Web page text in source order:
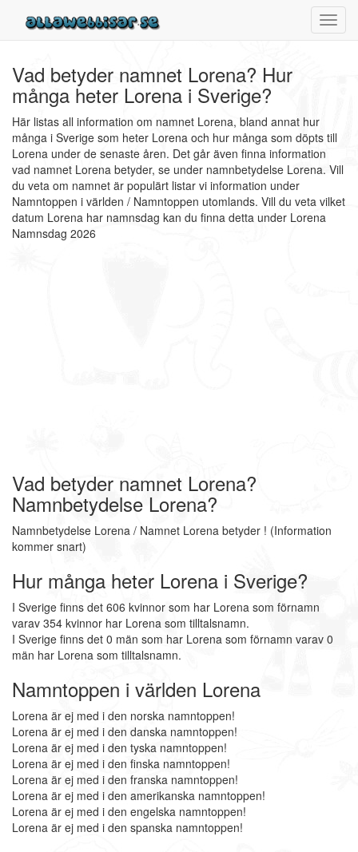
Vad betyder namnet Lorena? Hur
många heter Lorena i Sverige?
Här listas all information om namnet Lorena, bland annat hur
många i Sverige som heter Lorena och hur många som döpts till
Lorena under de senaste åren. Det går även finna information
vad namnet Lorena betyder, se under namnbetydelse Lorena. Vill
du veta om namnet är populärt listar vi information under
Namntoppen i världen / Namntoppen utomlands. Vill du veta vilket
datum Lorena har namnsdag kan du finna detta under Lorena
Namnsdag 2026
Vad betyder namnet Lorena?
Namnbetydelse Lorena?
Namnbetydelse Lorena / Namnet Lorena betyder ! (Information
kommer snart)
Hur många heter Lorena i Sverige?
I Sverige finns det 606 kvinnor som har Lorena som förnamn
varav 354 kvinnor har Lorena som tilltalsnamn.
I Sverige finns det 0 män som har Lorena som förnamn varav 0
män har Lorena som tilltalsnamn.
Namntoppen i världen Lorena
Lorena är ej med i den norska namntoppen!
Lorena är ej med i den danska namntoppen!
Lorena är ej med i den tyska namntoppen!
Lorena är ej med i den finska namntoppen!
Lorena är ej med i den franska namntoppen!
Lorena är ej med i den amerikanska namntoppen!
Lorena är ej med i den engelska namntoppen!
Lorena är ej med i den spanska namntoppen!